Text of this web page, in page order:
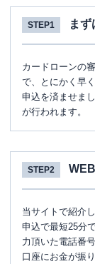
STEP1 ま
カードローンの
で、とにかく早
申込を済ませま
が行われます。
STEP2
当サイトで紹介
申込で最短25分
力頂いた電話番
口座にお金が振